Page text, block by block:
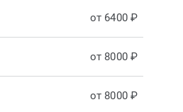
от 6400 ₽
от 8000 ₽
от 8000 ₽